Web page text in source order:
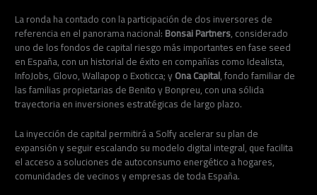
La ronda ha contado con la participación de dos inversores de
referencia en el panorama nacional:Bonsai Partners, considerado
uno de los fondos de capital riesgo más importantes en fase seed
en España, con un historial de éxito en compañías como Idealista,
InfoJobs, Glovo, Wallapop o Exoticca; yOna Capital, fondo familiar de
las familias propietarias de Benito y Bonpreu, con una sólida
trayectoria en inversiones estratégicas de largo plazo.
La inyección de capital permitirá a Solfy acelerar su plan de
expansión y seguir escalando su modelo digital integral, que facilita
el acceso a soluciones de autoconsumo energético a hogares,
comunidades de vecinos y empresas de toda España.